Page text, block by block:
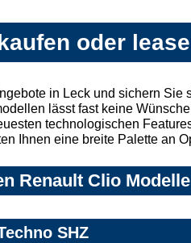
oder
in Leck und sichern Sie
lässt fast keine
technologischen
Ihnen eine breite Palette an
Renault Clio
SHZ